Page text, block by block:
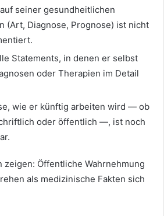
seiner gesundheitlichen
(Art, Diagnose, Prognose) ist nicht
Statements, in denen er selbst
oder Therapien im Detail
wie er künftig arbeiten wird — ob
oder öffentlich —, ist noch
zeigen: Öffentliche Wahrnehmung
als medizinische Fakten sich